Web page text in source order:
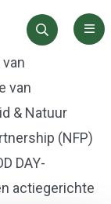
Zoeken
van
& Natuur
(NFP)
DAY-
actiegerichte